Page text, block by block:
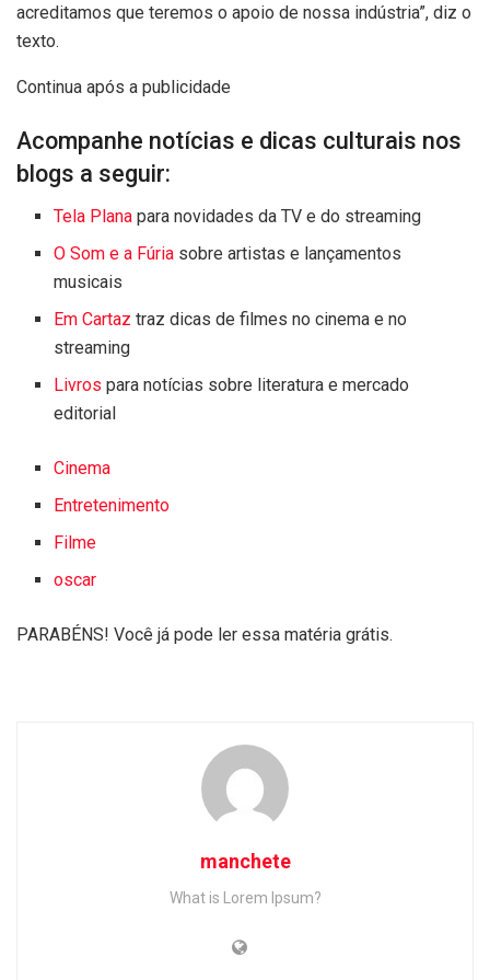
acreditamos que teremos o apoio de nossa indústria”, diz o
texto.
Continua após a publicidade
Acompanhe notícias e dicas culturais nos
blogs a seguir:
Tela Plana para novidades da TV e do streaming
O Som e a Fúria sobre artistas e lançamentos
musicais
Em Cartaz traz dicas de filmes no cinema e no
streaming
Livros para notícias sobre literatura e mercado
editorial
Cinema
Entretenimento
Filme
oscar
PARABÉNS! Você já pode ler essa matéria grátis.
manchete
What is Lorem Ipsum?